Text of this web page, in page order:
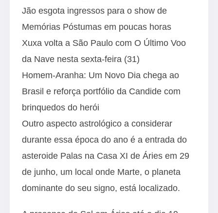
Jão esgota ingressos para o show de
Memórias Póstumas em poucas horas
Xuxa volta a São Paulo com O Último Voo
da Nave nesta sexta-feira (31)
Homem-Aranha: Um Novo Dia chega ao
Brasil e reforça portfólio da Candide com
brinquedos do herói
Outro aspecto astrológico a considerar
durante essa época do ano é a entrada do
asteroide Palas na Casa XI de Áries em 29
de junho, um local onde Marte, o planeta
dominante do seu signo, está localizado.